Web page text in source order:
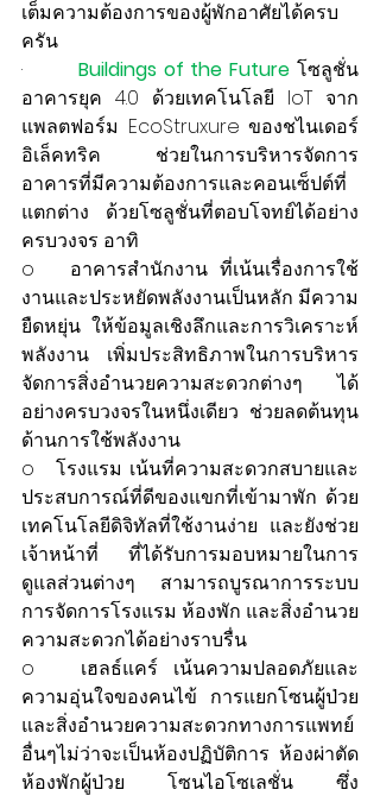
เต็มความต้องการของผู้พักอาศัยได้ครบ
ครัน
· Buildings of the Future โซลูชั่น
อาคารยุค 4.0 ด้วยเทคโนโลยี IoT จาก
แพลตฟอร์ม EcoStruxure ของชไนเดอร์
อิเล็คทริค ช่วยในการบริหารจัดการ
อาคารที่มีความต้องการและคอนเซ็ปต์ที่
แตกต่าง ด้วยโซลูชั่นที่ตอบโจทย์ได้อย่าง
ครบวงจร อาทิ
o   อาคารสำนักงาน ที่เน้นเรื่องการใช้
งานและประหยัดพลังงานเป็นหลัก มีความ
ยืดหยุ่น ให้ข้อมูลเชิงลึกและการวิเคราะห์
พลังงาน เพิ่มประสิทธิภาพในการบริหาร
จัดการสิ่งอำนวยความสะดวกต่างๆ ได้
อย่างครบวงจรในหนึ่งเดียว ช่วยลดต้นทุน
ด้านการใช้พลังงาน
o   โรงแรม เน้นที่ความสะดวกสบายและ
ประสบการณ์ที่ดีของแขกที่เข้ามาพัก ด้วย
เทคโนโลยีดิจิทัลที่ใช้งานง่าย และยังช่วย
เจ้าหน้าที่ ที่ได้รับการมอบหมายในการ
ดูแลส่วนต่างๆ สามารถบูรณาการระบบ
การจัดการโรงแรม ห้องพัก และสิ่งอำนวย
ความสะดวกได้อย่างราบรื่น
o   เฮลธ์แคร์ เน้นความปลอดภัยและ
ความอุ่นใจของคนไข้ การแยกโซนผู้ป่วย
และสิ่งอำนวยความสะดวกทางการแพทย์
อื่นๆไม่ว่าจะเป็นห้องปฏิบัติการ ห้องผ่าตัด